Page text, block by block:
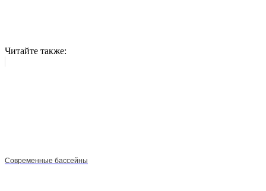
Читайте также:
Современные бассейны